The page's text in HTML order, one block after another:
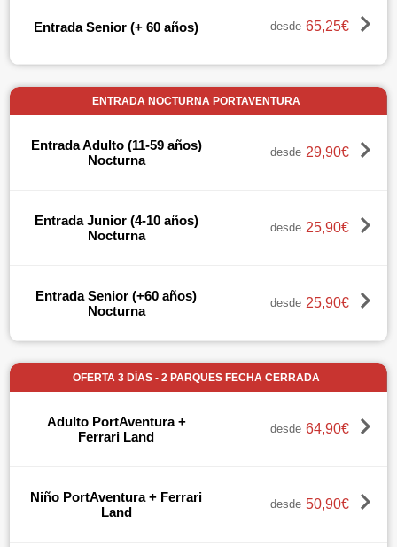
Entrada Senior (+ 60 años) desde 65,25€
ENTRADA NOCTURNA PORTAVENTURA
Entrada Adulto (11-59 años)
Nocturna
desde 29,90€
Entrada Junior (4-10 años)
Nocturna
desde 25,90€
Entrada Senior (+60 años)
Nocturna
desde 25,90€
OFERTA 3 DÍAS - 2 PARQUES FECHA CERRADA
Adulto PortAventura +
Ferrari Land
desde 64,90€
Niño PortAventura + Ferrari
Land
desde 50,90€